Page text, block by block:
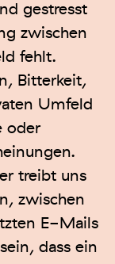
gestresst
zwischen
fehlt.
Bitterkeit,
Umfeld
oder
treibt uns
zwischen
E-Mails
dass ein